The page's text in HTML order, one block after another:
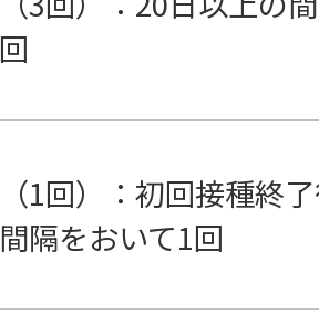
回
（1回）：初回接種終
間隔をおいて1回